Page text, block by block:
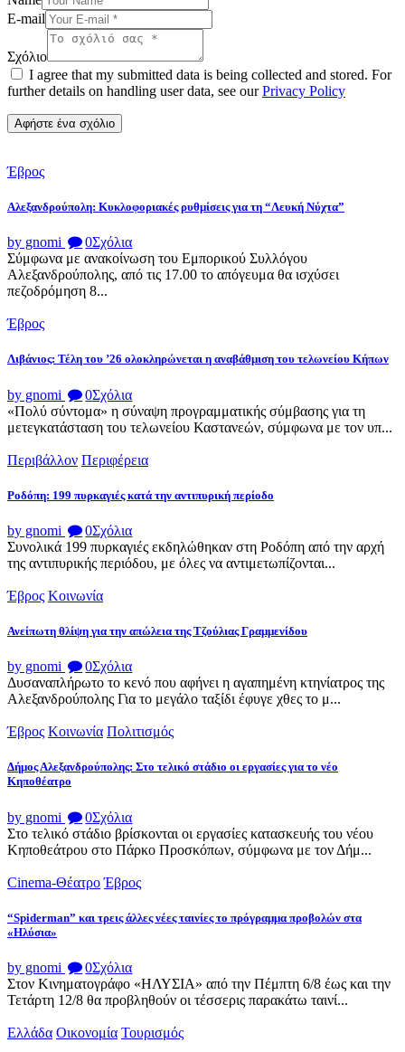
E-mail
Σχόλιο
I agree that my submitted data is being collected and stored. For
further details on handling user data, see ourPrivacy Policy
Έβρος
Αλεξανδρούπολη: Κυκλοφοριακές ρυθμίσεις για τη “Λευκή Νύχτα”
by gnomi 0Σχόλια
Σύμφωνα με ανακοίνωση του Εμπορικού Συλλόγου
Αλεξανδρούπολης, από τις 17.00 το απόγευμα θα ισχύσει
πεζοδρόμηση 8...
Έβρος
Λιβάνιος: Τέλη του ’26 ολοκληρώνεται η αναβάθμιση του τελωνείου Κήπων
by gnomi 0Σχόλια
«Πολύ σύντομα» η σύναψη προγραμματικής σύμβασης για τη
μετεγκατάσταση του τελωνείου Καστανεών, σύμφωνα με τον υπ...
Περιβάλλον Περιφέρεια
Ροδόπη: 199 πυρκαγιές κατά την αντιπυρική περίοδο
by gnomi 0Σχόλια
Συνολικά 199 πυρκαγιές εκδηλώθηκαν στη Ροδόπη από την αρχή
της αντιπυρικής περιόδου, με όλες να αντιμετωπίζονται...
Έβρος Κοινωνία
Ανείπωτη θλίψη για την απώλεια της Τζούλιας Γραμμενίδου
by gnomi 0Σχόλια
Δυσαναπλήρωτο το κενό που αφήνει η αγαπημένη κτηνίατρος της
Αλεξανδρούπολης Για το μεγάλο ταξίδι έφυγε χθες το μ...
Έβρος Κοινωνία Πολιτισμός
Δήμος Αλεξανδρούπολης: Στο τελικό στάδιο οι εργασίες για το νέο
Κηποθέατρο
by gnomi 0Σχόλια
Στο τελικό στάδιο βρίσκονται οι εργασίες κατασκευής του νέου
Κηποθεάτρου στο Πάρκο Προσκόπων, σύμφωνα με τον Δήμ...
Cinema-Θέατρο Έβρος
“Spiderman” και τρεις άλλες νέες ταινίες το πρόγραμμα προβολών στα
«Ηλύσια»
by gnomi 0Σχόλια
Στον Κινηματογράφο «ΗΛΥΣΙΑ» από την Πέμπτη 6/8 έως και την
Τετάρτη 12/8 θα προβληθούν οι τέσσερις παρακάτω ταινί...
Ελλάδα Οικονομία Τουρισμός